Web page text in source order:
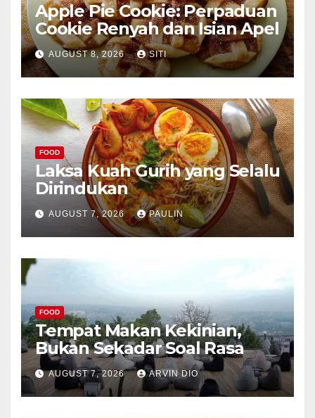
Apple Pie Cookie: Perpaduan
Cookie Renyah dan Isian Apel
AUGUST 8, 2026 SITI
FOOD
Laksa Kuah Gurih yang Selalu
Dirindukan
AUGUST 7, 2026 PAULIN
FOOD
Tempat Makan Kekinian,
Bukan Sekadar Soal Rasa
AUGUST 7, 2026 ARVIN DIO